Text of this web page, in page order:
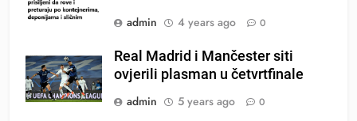
admin
4 years ago 0
Real Madrid i Mančester siti
ovjerili plasman u četvrtfinale
admin
5 years ago 0